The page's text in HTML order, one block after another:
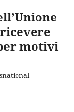
motivi